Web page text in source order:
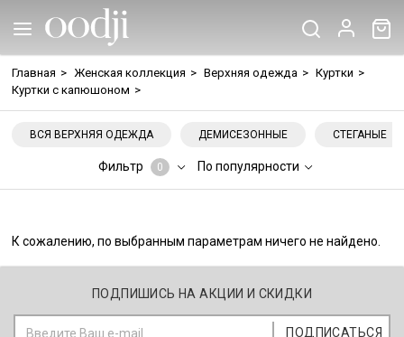
Главная > Женская коллекция > Верхняя одежда > Куртки >
Куртки с капюшоном >
ВСЯ ВЕРХНЯЯ ОДЕЖДА ДЕМИСЕЗОННЫЕ СТЕГАНЫЕ
Фильтр 0 По популярности
К сожалению, по выбранным параметрам ничего не найдено.
ПОДПИШИСЬ НА АКЦИИ И СКИДКИ